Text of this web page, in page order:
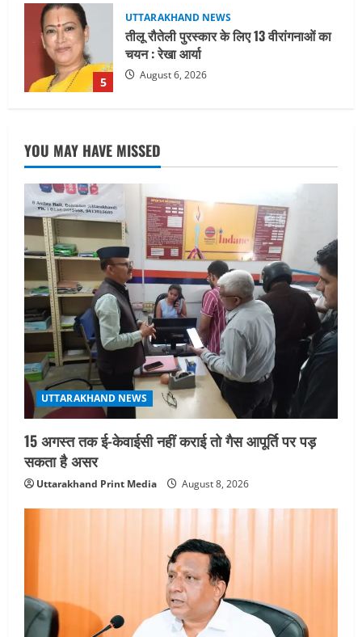
1
UTTARAKHAND NEWS
15 अगस्त तक ई-केवाईसी नहीं कराई तो गैस
आपूर्ति पर पड़ सकता है असर
August 8, 2026
2
सामान्य वर्ग के पशुपालकों को भी गाय एवं भैंस
खरीद पर मिलेगा अनुदान, मजदूरी संहिता
नियमावली-2026 को मिली मंजूरी
August 7, 2026
3
UTTARAKHAND NEWS
नाबार्ड ने राष्ट्रीय हथकरघा दिवस के अवसर पर
मुंबई में तीन दिवसीय प्रदर्शनी का आयोजन किया
August 7, 2026
4
UTTARAKHAND NEWS
जिलाधिकारी/जिला निर्वाचन अधिकारी ने
सहसपुर विधानसभा क्षेत्र के पोलिंग बूथों का
निरीक्षण कर एसआईआर आपत्ति निस्तारण
शिविर की व्यवस्थाओं का लिया जायजा
August 6, 2026
5
UTTARAKHAND NEWS
चयन : रेखा आर्या
YOU MAY HAVE MISSED
UTTARAKHAND NEWS
15 अगस्त तक ई-केवाईसी नहीं कराई तो गैस आपूर्ति पर पड़
सकता है असर
Uttarakhand Print Media August 8, 2026